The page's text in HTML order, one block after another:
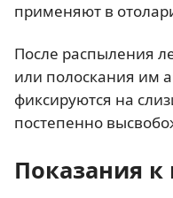
применяют в
После распыления
или полоскания им
фиксируются на
постепенно
Показания